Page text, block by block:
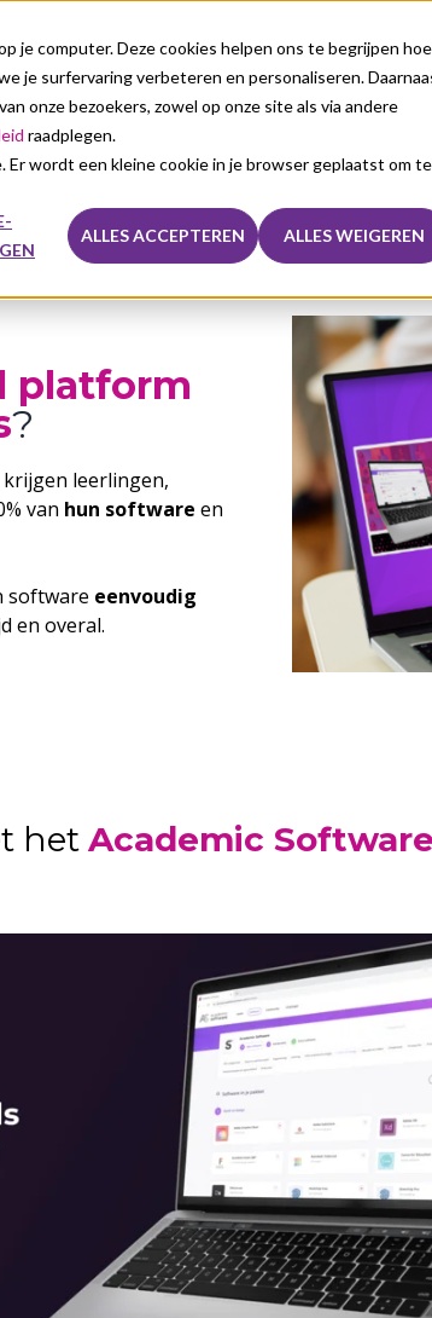
je computer. Deze cookies helpen ons te begrijpen
je surfervaring verbeteren en personaliseren.
onze bezoekers, zowel op onze site als via andere
raadplegen.
wordt een kleine cookie in je browser geplaatst om te
ALLES ACCEPTEREN ALLES WEIGEREN
Voor wie Over ons Sales
platform
?
leerlingen,
van hun software en
software eenvoudig
en overal.
het Academic